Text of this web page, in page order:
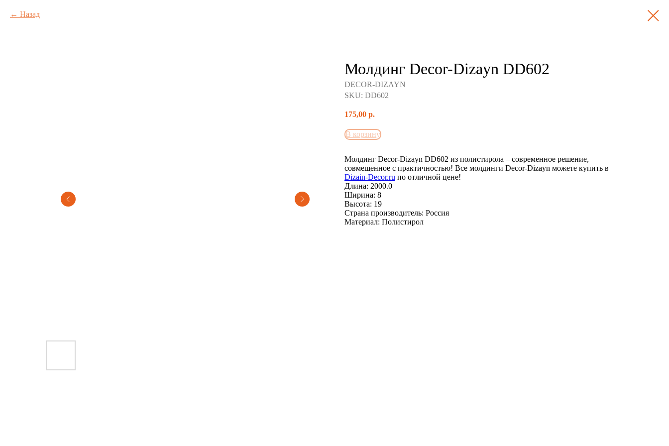
Назад
Молдинг Decor-Dizayn DD602
DECOR-DIZAYN
SKU: DD602
175,00 р.
В корзину
Молдинг Decor-Dizayn DD602 из полистирола – современное решение,
совмещенное с практичностью! Все молдинги Decor-Dizayn можете купить в
Dizain-Decor.ru по отличной цене!
Длина: 2000.0
Ширина: 8
Высота: 19
Страна производитель: Россия
Материал: Полистирол